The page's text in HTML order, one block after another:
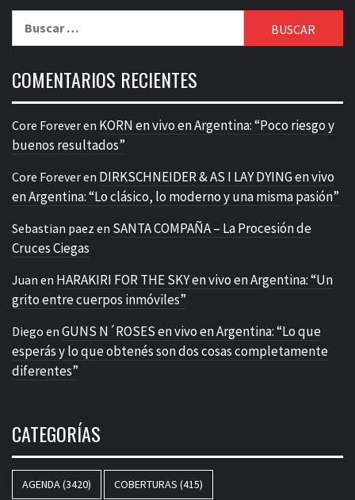
COMENTARIOS RECIENTES
Core Foreveren KORN en vivo en Argentina: “Poco riesgo y
buenos resultados”
Core Foreveren DIRKSCHNEIDER & AS I LAY DYING en vivo
en Argentina: “Lo clásico, lo moderno y una misma pasión”
Sebastian paez en SANTA COMPAÑA – La Procesión de
Cruces Ciegas
Juan en HARAKIRI FOR THE SKY en vivo en Argentina: “Un
grito entre cuerpos inmóviles”
Diego en GUNS N´ROSES en vivo en Argentina: “Lo que
esperás y lo que obtenés son dos cosas completamente
diferentes”
CATEGORÍAS
AGENDA(3420) COBERTURAS (415)